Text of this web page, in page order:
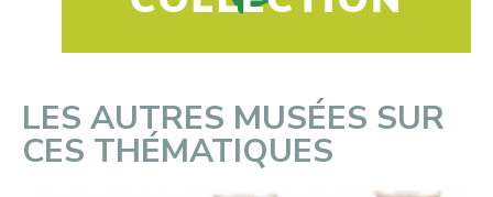
LES AUTRES MUSÉES SUR
CES THÉMATIQUES